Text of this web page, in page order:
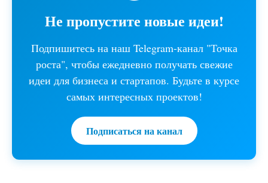
Не пропустите новые идеи!
Подпишитесь на наш Telegram-канал "Точка
роста", чтобы ежедневно получать свежие
идеи для бизнеса и стартапов. Будьте в курсе
самых интересных проектов!
Подписаться на канал